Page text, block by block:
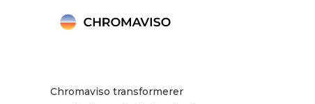
Chromaviso transformerer